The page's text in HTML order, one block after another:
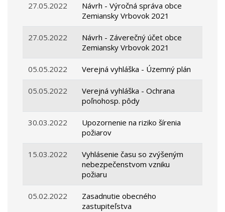
27.05.2022
Návrh - Výročná správa obce
Zemiansky Vrbovok 2021
27.05.2022
Návrh - Záverečný účet obce
Zemiansky Vrbovok 2021
05.05.2022 Verejná vyhláška - Územný plán
05.05.2022
Verejná vyhláška - Ochrana
poľnohosp. pôdy
30.03.2022
Upozornenie na riziko šírenia
požiarov
15.03.2022
Vyhlásenie času so zvýšeným
nebezpečenstvom vzniku
požiaru
05.02.2022
Zasadnutie obecného
zastupiteľstva